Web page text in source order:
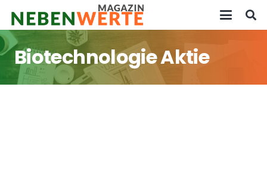
Biotechnologie Aktie